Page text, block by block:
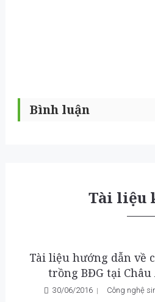
Bình luận
Tài liệu
Tài liệu hướng dẫn về
trồng BĐG tại Châu
30/06/2016 Công nghệ